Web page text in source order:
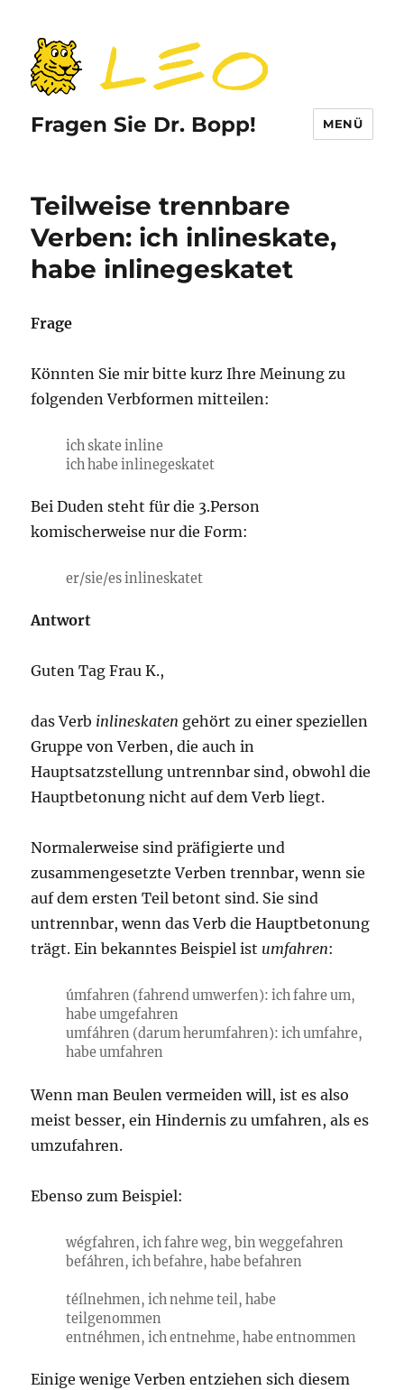
Fragen Sie Dr. Bopp! MENÜ
Teilweise trennbare
Verben: ich inlineskate,
habe inlinegeskatet
Frage
Könnten Sie mir bitte kurz Ihre Meinung zu
folgenden Verbformen mitteilen:
ich skate inline
ich habe inlinegeskatet
Bei Duden steht für die 3.Person
komischerweise nur die Form:
er/sie/es inlineskatet
Antwort
Guten Tag Frau K.,
das Verb inlineskaten gehört zu einer speziellen
Gruppe von Verben, die auch in
Hauptsatzstellung untrennbar sind, obwohl die
Hauptbetonung nicht auf dem Verb liegt.
Normalerweise sind präfigierte und
zusammengesetzte Verben trennbar, wenn sie
auf dem ersten Teil betont sind. Sie sind
untrennbar, wenn das Verb die Hauptbetonung
trägt. Ein bekanntes Beispiel ist umfahren:
úmfahren (fahrend umwerfen): ich fahre um,
habe umgefahren
umfáhren (darum herumfahren): ich umfahre,
habe umfahren
Wenn man Beulen vermeiden will, ist es also
meist besser, ein Hindernis zu umfahren, als es
umzufahren.
Ebenso zum Beispiel:
wégfahren, ich fahre weg, bin weggefahren
befáhren, ich befahre, habe befahren
téílnehmen, ich nehme teil, habe
teilgenommen
entnéhmen, ich entnehme, habe entnommen
Einige wenige Verben entziehen sich diesem